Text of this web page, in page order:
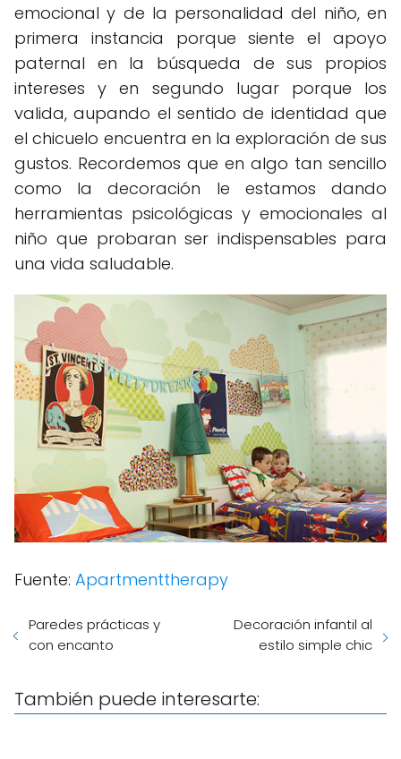
emocional y de la personalidad del niño, en
primera instancia porque siente el apoyo
paternal en la búsqueda de sus propios
intereses y en segundo lugar porque los
valida, aupando el sentido de identidad que
el chicuelo encuentra en la exploración de sus
gustos. Recordemos que en algo tan sencillo
como la decoración le estamos dando
herramientas psicológicas y emocionales al
niño que probaran ser indispensables para
una vida saludable.
Fuente: Apartmenttherapy
Paredes prácticas y
con encanto
Decoración infantil al
estilo simple chic
También puede interesarte: